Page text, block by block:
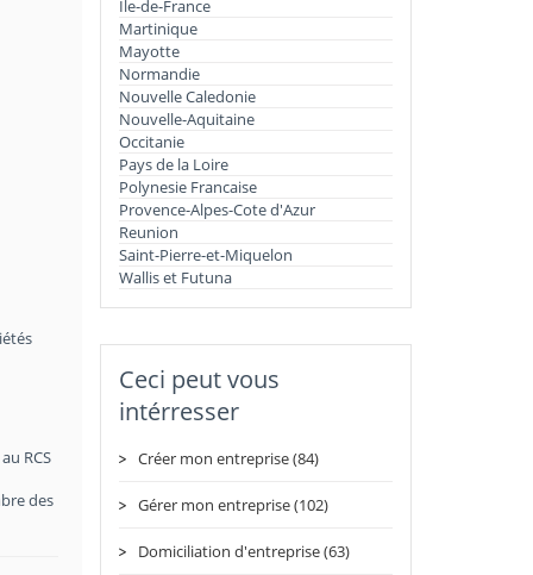
RCS
des
Ile-de-France
Martinique
Mayotte
Normandie
Nouvelle Caledonie
Nouvelle-Aquitaine
Occitanie
Pays de la Loire
Polynesie Francaise
Provence-Alpes-Cote d'Azur
Reunion
Saint-Pierre-et-Miquelon
Wallis et Futuna
Ceci peut vous
intérresser
Créer mon entreprise (84)
Gérer mon entreprise (102)
Domiciliation d'entreprise (63)